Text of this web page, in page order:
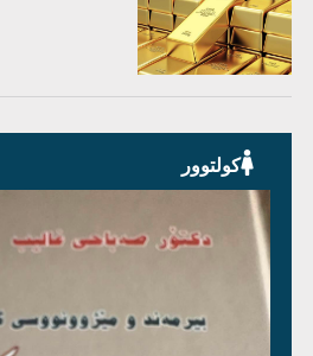
کولتوور